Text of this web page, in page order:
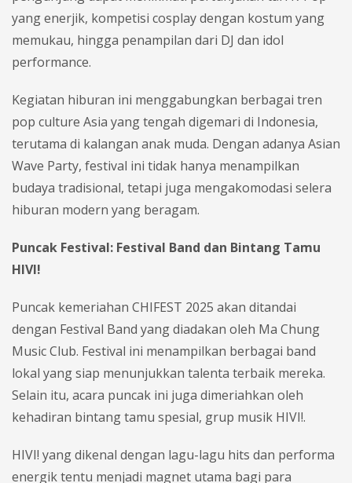
yang enerjik, kompetisi cosplay dengan kostum yang
memukau, hingga penampilan dari DJ dan idol
performance.
Kegiatan hiburan ini menggabungkan berbagai tren
pop culture Asia yang tengah digemari di Indonesia,
terutama di kalangan anak muda. Dengan adanya Asian
Wave Party, festival ini tidak hanya menampilkan
budaya tradisional, tetapi juga mengakomodasi selera
hiburan modern yang beragam.
Puncak Festival: Festival Band dan Bintang Tamu
HIVI!
Puncak kemeriahan CHIFEST 2025 akan ditandai
dengan Festival Band yang diadakan oleh Ma Chung
Music Club. Festival ini menampilkan berbagai band
lokal yang siap menunjukkan talenta terbaik mereka.
Selain itu, acara puncak ini juga dimeriahkan oleh
kehadiran bintang tamu spesial, grup musik HIVI!.
HIVI! yang dikenal dengan lagu-lagu hits dan performa
energik tentu menjadi magnet utama bagi para